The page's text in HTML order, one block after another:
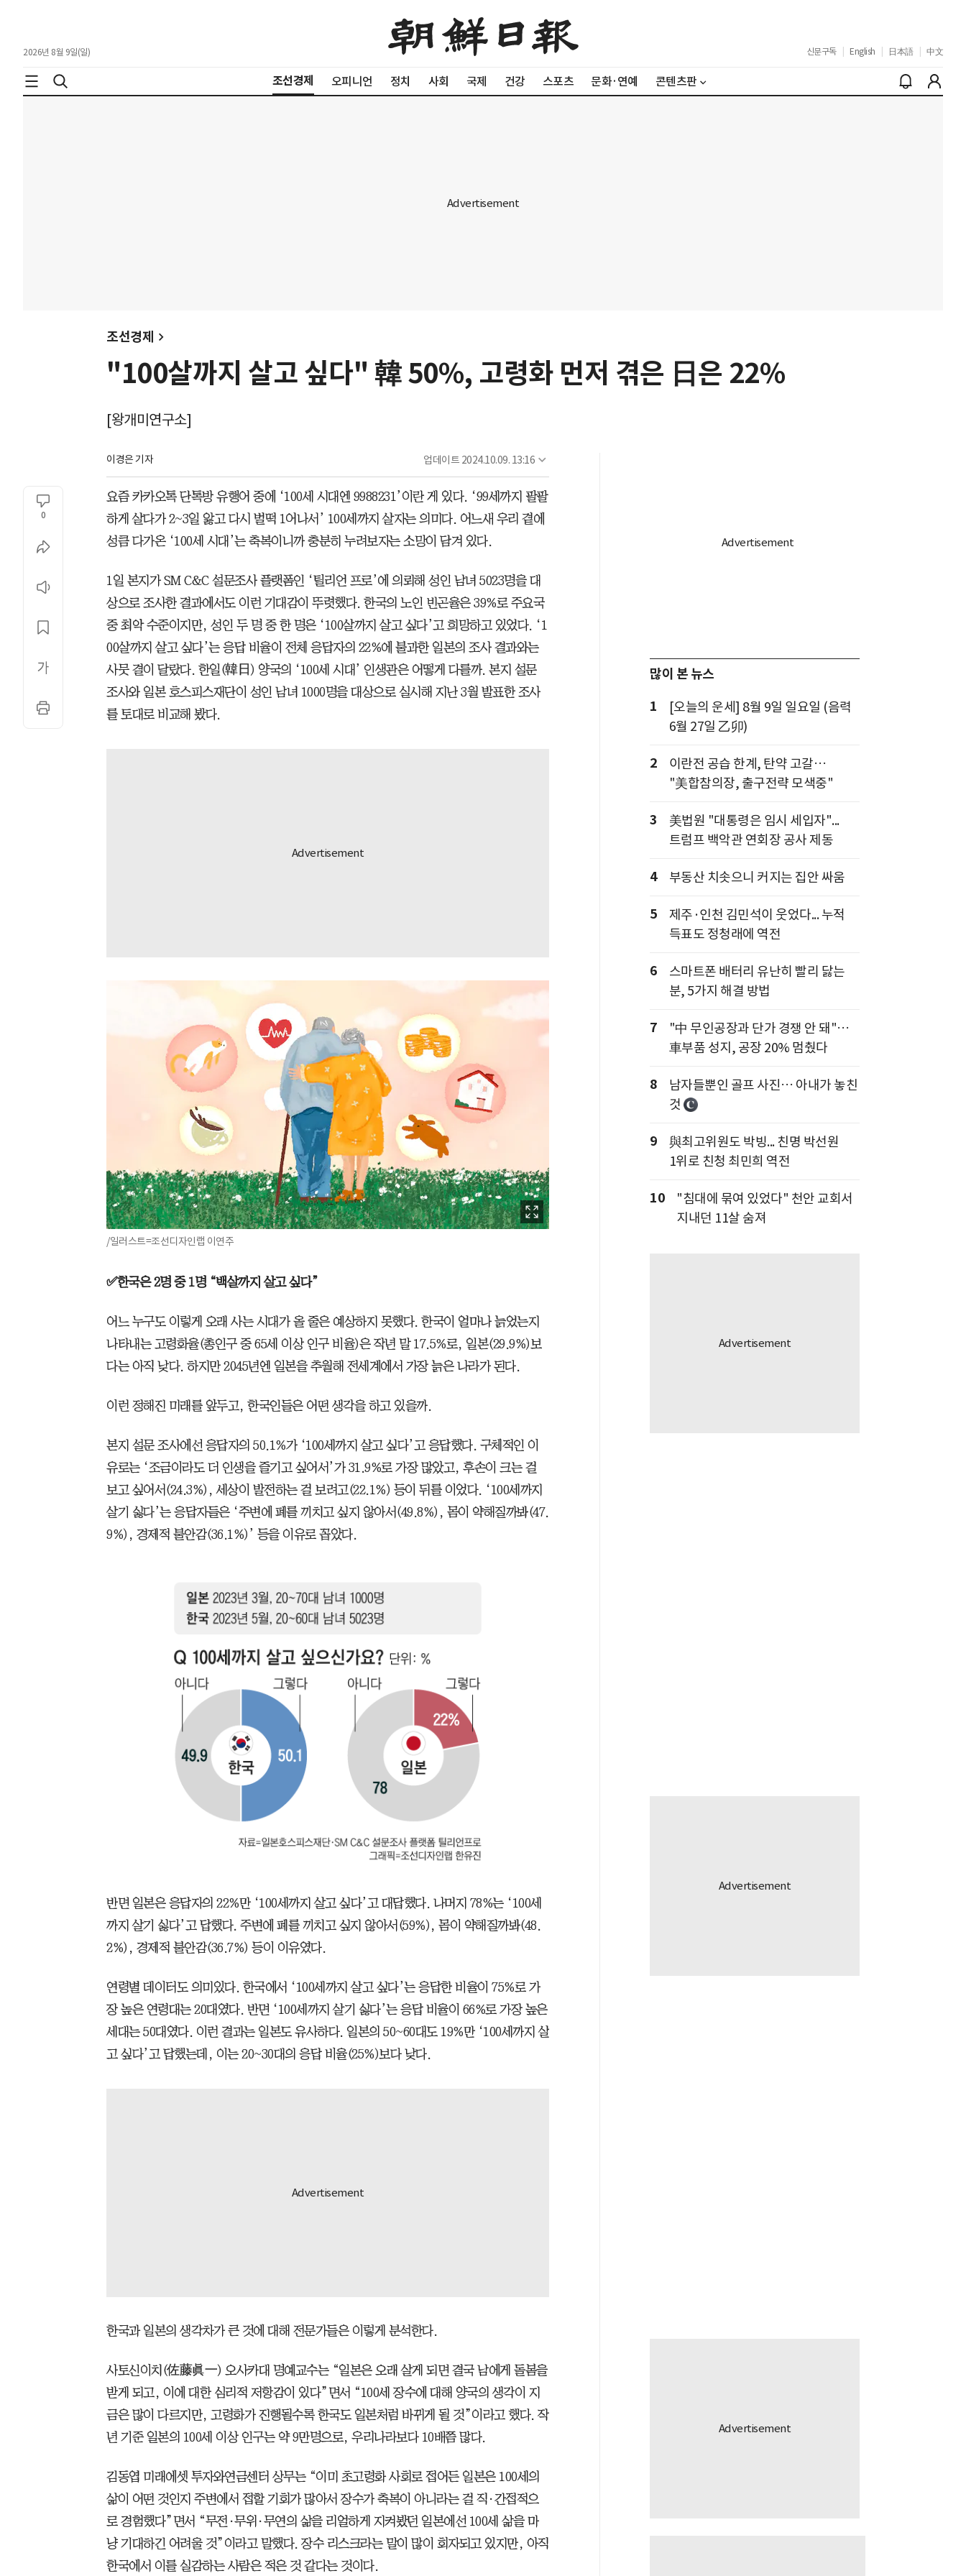
2026년 8월 9일(일) 신문구독 English 日本語 中文
조선경제 오피니언 정치 사회 국제 건강 스포츠 문화·연예 콘텐츠판
조선경제
"100살까지 살고 싶다" 韓 50%, 고령화 먼저 겪은 日은 22%
[왕개미연구소]
이경은 기자 업데이트 2024.10.09. 13:16
0
요즘 카카오톡 단톡방 유행어 중에 ‘100세 시대엔 9988231’이란 게 있다. ‘99세까지 팔팔
하게 살다가 2~3일 앓고 다시 벌떡 1어나서’ 100세까지 살자는 의미다. 어느새 우리 곁에
성큼 다가온 ‘100세 시대’는 축복이니까 충분히 누려보자는 소망이 담겨 있다.
1일 본지가 SM C&C 설문조사 플랫폼인 ‘틸리언 프로’에 의뢰해 성인 남녀 5023명을 대
상으로 조사한 결과에서도 이런 기대감이 뚜렷했다. 한국의 노인 빈곤율은 39%로 주요국
중 최악 수준이지만, 성인 두 명 중 한 명은 ‘100살까지 살고 싶다’고 희망하고 있었다. ‘1
00살까지 살고 싶다’는 응답 비율이 전체 응답자의 22%에 불과한 일본의 조사 결과와는
사뭇 결이 달랐다. 한일(韓日) 양국의 ‘100세 시대’ 인생관은 어떻게 다를까. 본지 설문
조사와 일본 호스피스재단이 성인 남녀 1000명을 대상으로 실시해 지난 3월 발표한 조사
를 토대로 비교해 봤다.
/일러스트=조선디자인랩 이연주
✅한국은 2명 중 1명 “백살까지 살고 싶다”
어느 누구도 이렇게 오래 사는 시대가 올 줄은 예상하지 못했다. 한국이 얼마나 늙었는지
나타내는 고령화율(총인구 중 65세 이상 인구 비율)은 작년 말 17.5%로, 일본(29.9%)보
다는 아직 낮다. 하지만 2045년엔 일본을 추월해 전세계에서 가장 늙은 나라가 된다.
이런 정해진 미래를 앞두고, 한국인들은 어떤 생각을 하고 있을까.
본지 설문 조사에선 응답자의 50.1%가 ‘100세까지 살고 싶다’고 응답했다. 구체적인 이
유로는 ‘조금이라도 더 인생을 즐기고 싶어서’가 31.9%로 가장 많았고, 후손이 크는 걸
보고 싶어서(24.3%), 세상이 발전하는 걸 보려고(22.1%) 등이 뒤를 이었다. ‘100세까지
살기 싫다’는 응답자들은 ‘주변에 폐를 끼치고 싶지 않아서(49.8%), 몸이 약해질까봐(47.
9%), 경제적 불안감(36.1%)’ 등을 이유로 꼽았다.
반면 일본은 응답자의 22%만 ‘100세까지 살고 싶다’고 대답했다. 나머지 78%는 ‘100세
까지 살기 싫다’고 답했다. 주변에 폐를 끼치고 싶지 않아서(59%), 몸이 약해질까봐(48.
2%), 경제적 불안감(36.7%) 등이 이유였다.
연령별 데이터도 의미있다. 한국에서 ‘100세까지 살고 싶다’는 응답한 비율이 75%로 가
장 높은 연령대는 20대였다. 반면 ‘100세까지 살기 싫다’는 응답 비율이 66%로 가장 높은
세대는 50대였다. 이런 결과는 일본도 유사하다. 일본의 50~60대도 19%만 ‘100세까지 살
고 싶다’고 답했는데, 이는 20~30대의 응답 비율(25%)보다 낮다.
한국과 일본의 생각차가 큰 것에 대해 전문가들은 이렇게 분석한다.
사토신이치(佐藤眞一) 오사카대 명예교수는 “일본은 오래 살게 되면 결국 남에게 돌봄을
받게 되고, 이에 대한 심리적 저항감이 있다”면서 “100세 장수에 대해 양국의 생각이 지
금은 많이 다르지만, 고령화가 진행될수록 한국도 일본처럼 바뀌게 될 것”이라고 했다. 작
년 기준 일본의 100세 이상 인구는 약 9만명으로, 우리나라보다 10배쯤 많다.
김동엽 미래에셋 투자와연금센터 상무는 “이미 초고령화 사회로 접어든 일본은 100세의
삶이 어떤 것인지 주변에서 접할 기회가 많아서 장수가 축복이 아니라는 걸 직·간접적으
로 경험했다”면서 “무전·무위·무연의 삶을 리얼하게 지켜봤던 일본에선 100세 삶을 마
냥 기대하긴 어려울 것”이라고 말했다. 장수 리스크라는 말이 많이 회자되고 있지만, 아직
한국에서 이를 실감하는 사람은 적은 것 같다는 것이다.
많이 본 뉴스
1
[오늘의 운세] 8월 9일 일요일 (음력
6월 27일 乙卯)
2
이란전 공습 한계, 탄약 고갈…
"美합참의장, 출구전략 모색중"
3
美법원 "대통령은 임시 세입자"...
트럼프 백악관 연회장 공사 제동
4 부동산 치솟으니 커지는 집안 싸움
5
제주·인천 김민석이 웃었다... 누적
득표도 정청래에 역전
6
스마트폰 배터리 유난히 빨리 닳는
분, 5가지 해결 방법
7
"中 무인공장과 단가 경쟁 안 돼"…
車부품 성지, 공장 20% 멈췄다
8
남자들뿐인 골프 사진… 아내가 놓친
것
9
與최고위원도 박빙... 친명 박선원
1위로 친청 최민희 역전
10
"침대에 묶여 있었다" 천안 교회서
지내던 11살 숨져